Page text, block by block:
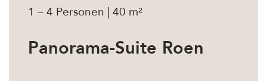
1 – 4 Personen | 40 m²
Panorama-Suite Roen